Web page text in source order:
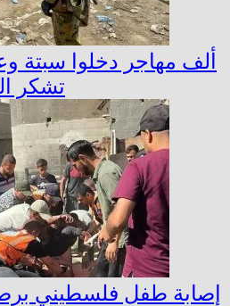
تشكر
إصابة طفل فلسطيني